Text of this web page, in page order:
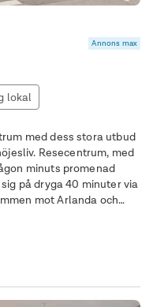
Annons max
lokal
med dess stora utbud
Resecentrum, med
minuts promenad
på dryga 40 minuter via
mot Arlanda och
tillgängliga inom nära
med flera större